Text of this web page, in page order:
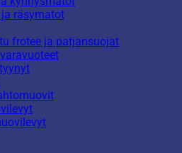
räsymatot
frotee ja patjansuojat